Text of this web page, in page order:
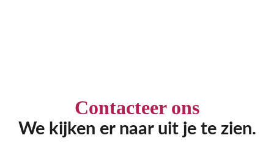
We kijken er naar uit je te zien.
Contacteer ons